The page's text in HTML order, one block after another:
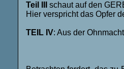
Teil III
schaut auf den
Hier verspricht das Opfer
TEIL IV: Aus der